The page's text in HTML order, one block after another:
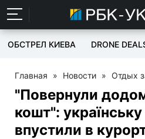
ОБСТРЕЛ КИЕВА DRONE
Главная » Новости » Отдых
"Повернули
кошт":
впустили в